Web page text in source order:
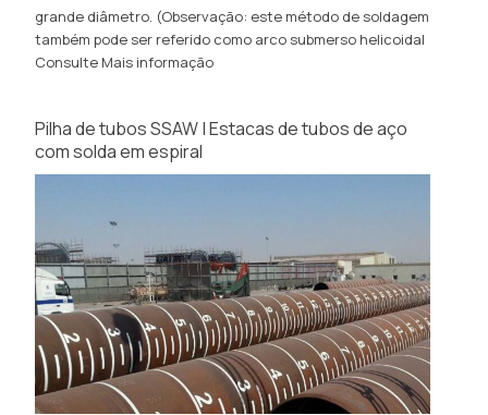
grande diâmetro. (Observação: este método de soldagem
também pode ser referido como arco submerso helicoidal
Consulte Mais informação
Pilha de tubos SSAW | Estacas de tubos de aço
com solda em espiral